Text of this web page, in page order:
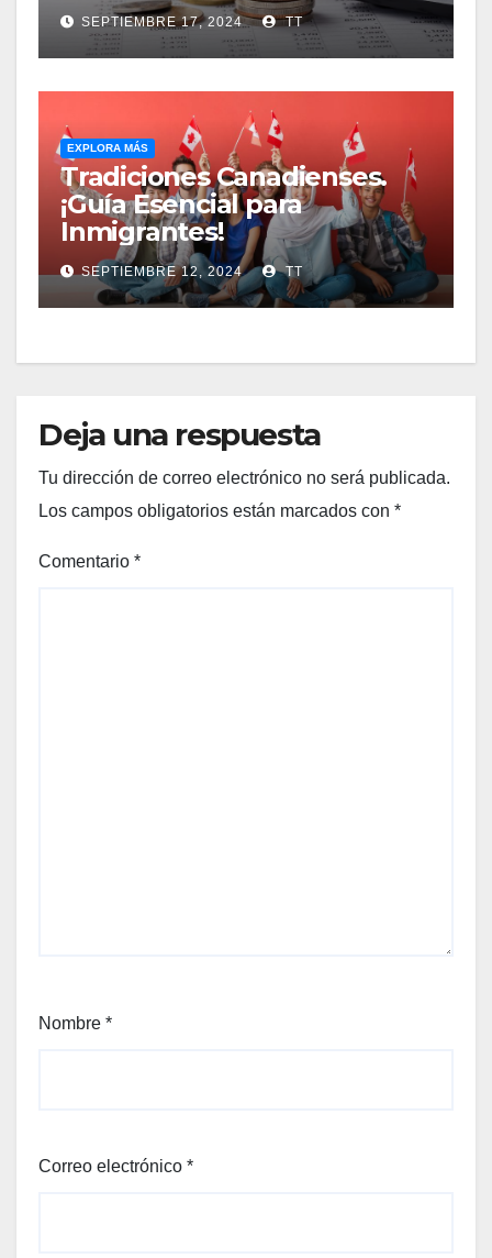
SEPTIEMBRE 17, 2024 TT
EXPLORA MÁS
Tradiciones Canadienses.
¡Guía Esencial para
Inmigrantes!
SEPTIEMBRE 12, 2024 TT
Deja una respuesta
Tu dirección de correo electrónico no será publicada.
Los campos obligatorios están marcados con *
Comentario *
Nombre *
Correo electrónico *